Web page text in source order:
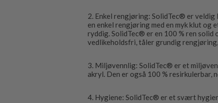
2. Enkel rengjøring: SolidTec® er
en enkel rengjøring med en myk klut og
ryddig. SolidTec® er en 100 % ren
vedlikeholdsfri, tåler grundig
3. Miljøvennlig: SolidTec® er et
akryl. Den er også 100 %
4. Hygiene: SolidTec® er et svært